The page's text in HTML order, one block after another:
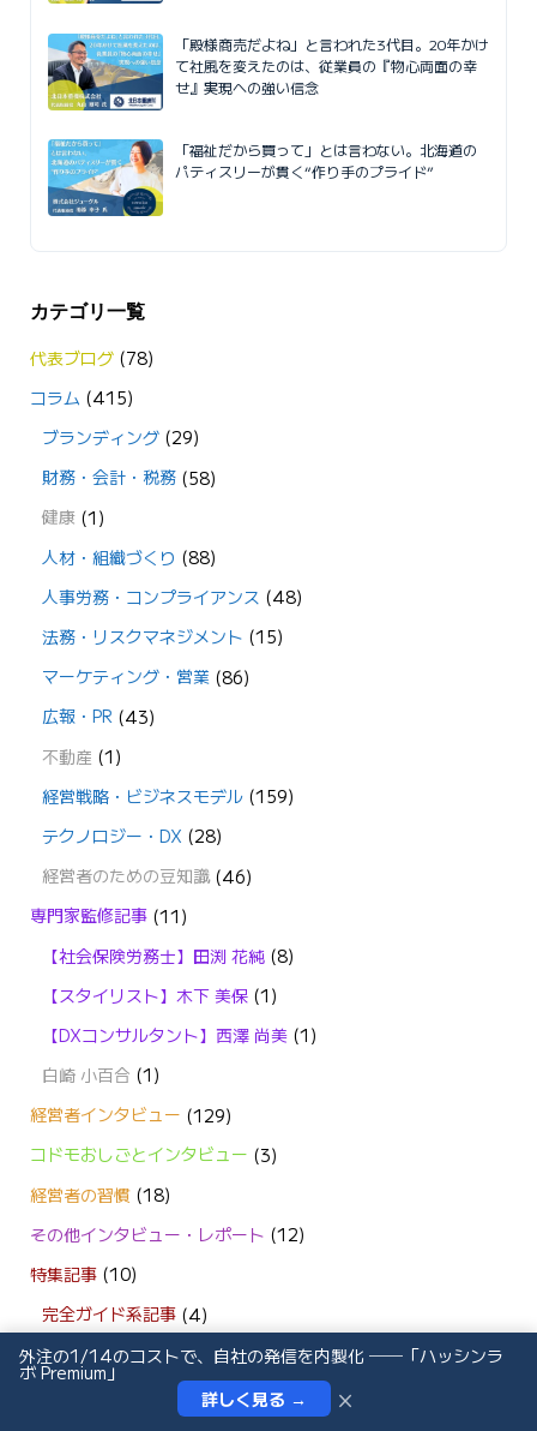
「殿様商売だよね」と言われた3代目。20年かけ
て社風を変えたのは、従業員の『物心両面の幸
せ』実現への強い信念
「福祉だから買って」とは言わない。北海道の
パティスリーが貫く“作り手のプライド”
カテゴリ一覧
代表ブログ(78)
コラム (415)
ブランディング (29)
財務・会計・税務 (58)
健康 (1)
人材・組織づくり (88)
人事労務・コンプライアンス (48)
法務・リスクマネジメント (15)
マーケティング・営業 (86)
広報・PR (43)
不動産 (1)
経営戦略・ビジネスモデル (159)
テクノロジー・DX (28)
経営者のための豆知識(46)
専門家監修記事(11)
【社会保険労務士】田渕 花純 (8)
【スタイリスト】木下 美保 (1)
【DXコンサルタント】西澤 尚美 (1)
白崎 小百合 (1)
経営者インタビュー (129)
コドモおしごとインタビュー (3)
経営者の習慣(18)
その他インタビュー・レポート (12)
特集記事(10)
完全ガイド系記事 (4)
コントリくんの学び(2)
(3)
インタビュー依頼
外注の1/14のコストで、自社の発信を内製化 ──「ハッシンラ
ボ Premium」
詳しく見る →
×